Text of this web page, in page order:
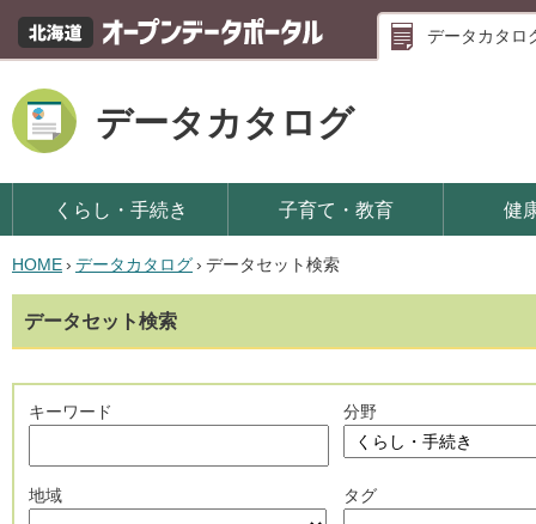
データカタロ
データカタログ
くらし・手続き 子育て・教育 健
HOME› データカタログ› データセット検索
データセット検索
キーワード 分野
地域 タグ